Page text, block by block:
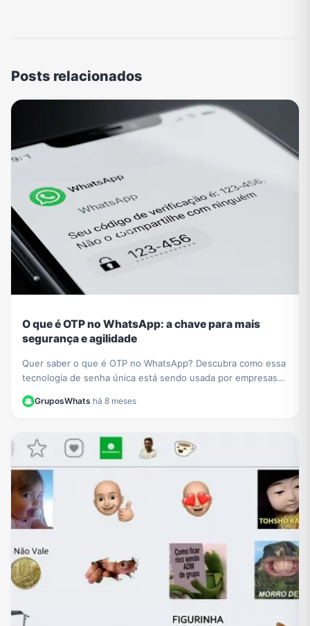
Posts relacionados
O que é OTP no WhatsApp: a chave para mais
segurança e agilidade
Quer saber o que é OTP no WhatsApp? Descubra como essa
tecnologia de senha única está sendo usada por empresas
como PicPay para aumentar sua segurança online.
GruposWhats·há 8 meses